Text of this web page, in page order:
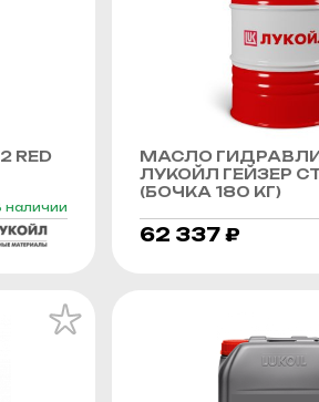
RED
наличии
МАСЛО
ЛУКОЙЛ ГЕЙЗЕР
(БОЧКА 180 КГ)
62 337 ₽